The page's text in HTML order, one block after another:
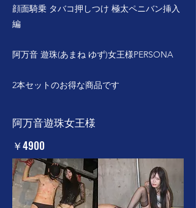
顔面騎乗 タバコ押しつけ 極太ペニバン挿入
編
阿万音 遊珠(あまね ゆず)女王様PERSONA
2本セットのお得な商品です
阿万音遊珠女王様
￥4900